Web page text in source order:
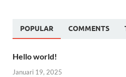
POPULAR COMMENTS
Hello world!
Januari 19, 2025